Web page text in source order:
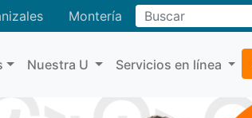
MonteríaBuscar
Nuestra U Servicios en línea